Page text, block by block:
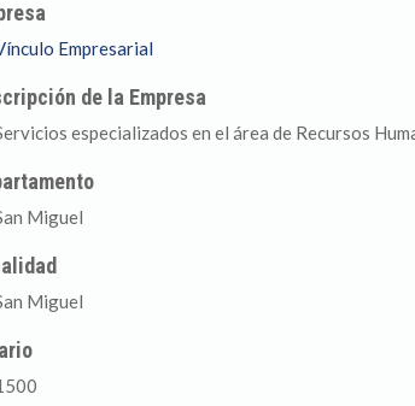
Empresarial
de la Empresa
especializados en el área de Recursos
Miguel
Miguel